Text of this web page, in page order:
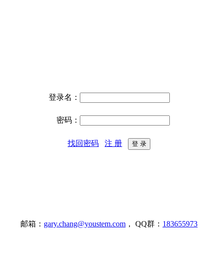
登录名：
密码：
找回密码 注 册
邮箱： gary.chang@youstem.com ， QQ群： 183655973